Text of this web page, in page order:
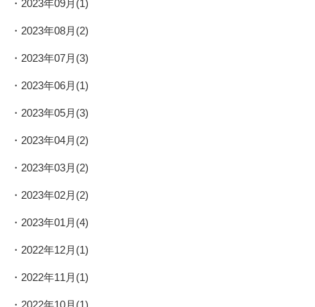
2023年09月(1)
2023年08月(2)
2023年07月(3)
2023年06月(1)
2023年05月(3)
2023年04月(2)
2023年03月(2)
2023年02月(2)
2023年01月(4)
2022年12月(1)
2022年11月(1)
2022年10月(1)